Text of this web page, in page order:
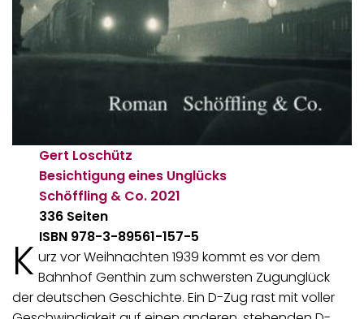
Gert Loschütz
Besichtigung eines Unglücks
Schöffling & Co. 2021
336 Seiten
ISBN 978-3-89561-157-5
K urz vor Weihnachten 1939 kommt es vor dem
Bahnhof Genthin zum schwersten Zugunglück
der deutschen Geschichte. Ein D-Zug rast mit voller